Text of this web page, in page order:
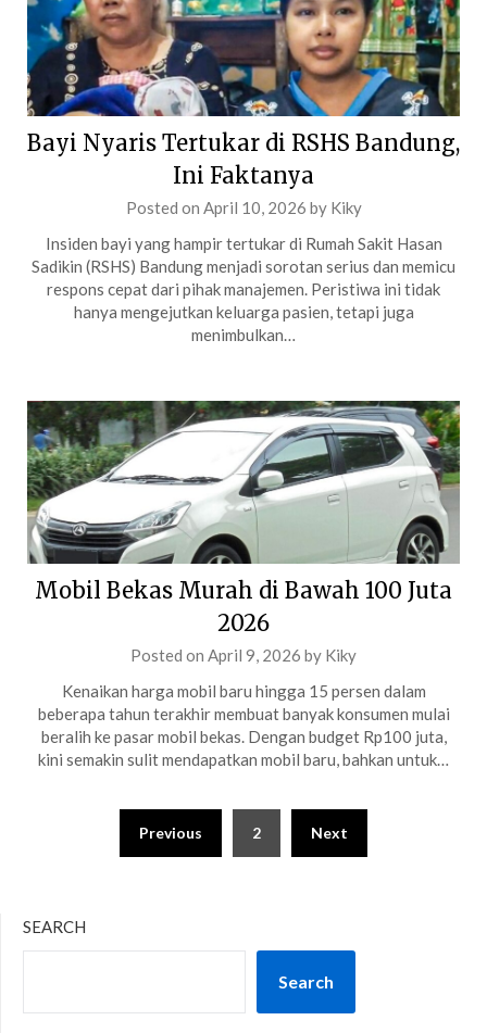
Bayi Nyaris Tertukar di RSHS Bandung,
Ini Faktanya
Posted on April 10, 2026 by Kiky
Insiden bayi yang hampir tertukar di Rumah Sakit Hasan
Sadikin (RSHS) Bandung menjadi sorotan serius dan memicu
respons cepat dari pihak manajemen. Peristiwa ini tidak
hanya mengejutkan keluarga pasien, tetapi juga
menimbulkan…
Mobil Bekas Murah di Bawah 100 Juta
2026
Posted on April 9, 2026 by Kiky
Kenaikan harga mobil baru hingga 15 persen dalam
beberapa tahun terakhir membuat banyak konsumen mulai
beralih ke pasar mobil bekas. Dengan budget Rp100 juta,
kini semakin sulit mendapatkan mobil baru, bahkan untuk…
pagination
Previous 2 Next
SEARCH
Search